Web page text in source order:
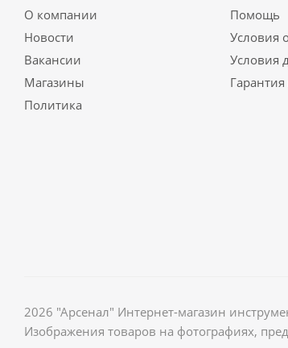
О компании
Новости
Вакансии
Магазины
Политика
Помощь
Условия
Условия
2026 "Арсенал" Интернет-магазин
Изображения товаров на фотографиях,